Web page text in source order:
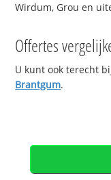
Wirdum, Grou en
Offertes
U kunt ook terecht
Brantgum.